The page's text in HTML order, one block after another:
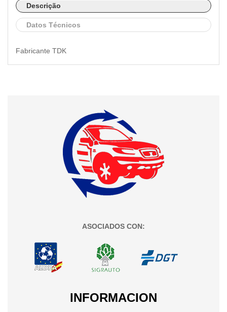
Descrição
Datos Técnicos
Fabricante TDK
ASOCIADOS CON:
INFORMACION